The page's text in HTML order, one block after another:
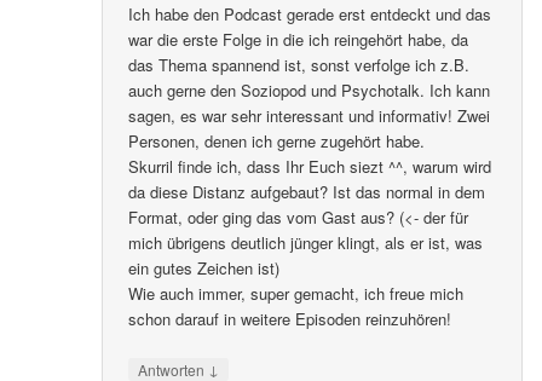
Ich habe den Podcast gerade erst entdeckt und das
war die erste Folge in die ich reingehört habe, da
das Thema spannend ist, sonst verfolge ich z.B.
auch gerne den Soziopod und Psychotalk. Ich kann
sagen, es war sehr interessant und informativ! Zwei
Personen, denen ich gerne zugehört habe.
Skurril finde ich, dass Ihr Euch siezt ^^, warum wird
da diese Distanz aufgebaut? Ist das normal in dem
Format, oder ging das vom Gast aus? (<- der für
mich übrigens deutlich jünger klingt, als er ist, was
ein gutes Zeichen ist)
Wie auch immer, super gemacht, ich freue mich
schon darauf in weitere Episoden reinzuhören!
Antworten ↓